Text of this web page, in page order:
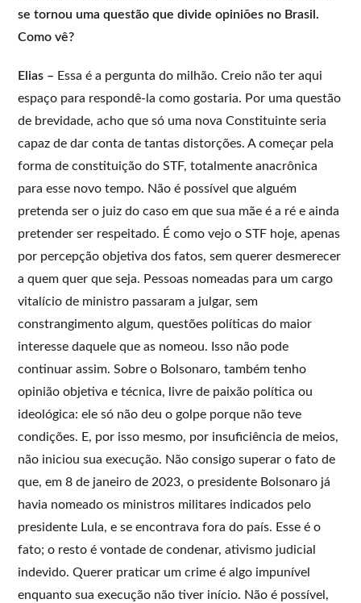
se tornou uma questão que divide opiniões no Brasil.
Como vê?
Elias – Essa é a pergunta do milhão. Creio não ter aqui
espaço para respondê-la como gostaria. Por uma questão
de brevidade, acho que só uma nova Constituinte seria
capaz de dar conta de tantas distorções. A começar pela
forma de constituição do STF, totalmente anacrônica
para esse novo tempo. Não é possível que alguém
pretenda ser o juiz do caso em que sua mãe é a ré e ainda
pretender ser respeitado. É como vejo o STF hoje, apenas
por percepção objetiva dos fatos, sem querer desmerecer
a quem quer que seja. Pessoas nomeadas para um cargo
vitalício de ministro passaram a julgar, sem
constrangimento algum, questões políticas do maior
interesse daquele que as nomeou. Isso não pode
continuar assim. Sobre o Bolsonaro, também tenho
opinião objetiva e técnica, livre de paixão política ou
ideológica: ele só não deu o golpe porque não teve
condições. E, por isso mesmo, por insuficiência de meios,
não iniciou sua execução. Não consigo superar o fato de
que, em 8 de janeiro de 2023, o presidente Bolsonaro já
havia nomeado os ministros militares indicados pelo
presidente Lula, e se encontrava fora do país. Esse é o
fato; o resto é vontade de condenar, ativismo judicial
indevido. Querer praticar um crime é algo impunível
enquanto sua execução não tiver início. Não é possível,